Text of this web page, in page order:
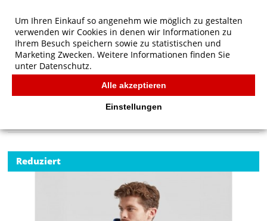
Fruit of the Loom Premium Kapuzenpullover
FRUIT OF THE LOOM
Reduziert
Um Ihren Einkauf so angenehm wie möglich zu gestalten
verwenden wir Cookies in denen wir Informationen zu
Ihrem Besuch speichern sowie zu statistischen und
Marketing Zwecken. Weitere Informationen finden Sie
unter Datenschutz.
Alle akzeptieren
Einstellungen